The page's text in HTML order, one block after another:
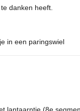
danken heeft.
in een paringswiel
lantaarntje (8e